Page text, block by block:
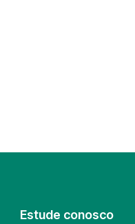
Estude conosco